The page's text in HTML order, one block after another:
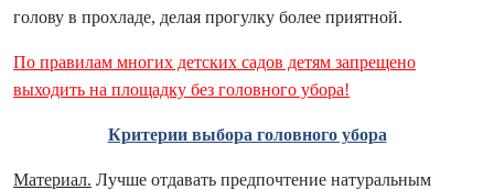
голову в прохладе, делая прогулку более приятной.
По правилам многих детских садов детям запрещено
выходить на площадку без головного убора!
Критерии выбора головного убора
Материал. Лучше отдавать предпочтение натуральным